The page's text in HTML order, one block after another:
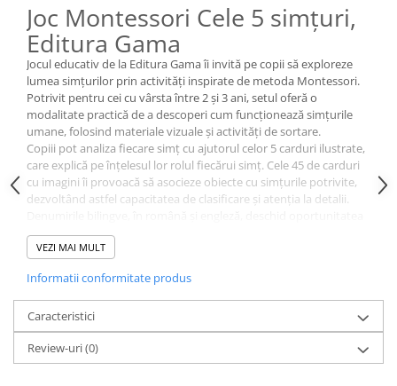
Joc Montessori Cele 5 simțuri,
Editura Gama
Jocul educativ de la Editura Gama îi invită pe copii să exploreze
lumea simțurilor prin activități inspirate de metoda Montessori.
Potrivit pentru cei cu vârsta între 2 și 3 ani, setul oferă o
modalitate practică de a descoperi cum funcționează simțurile
umane, folosind materiale vizuale și activități de sortare.
Copiii pot analiza fiecare simț cu ajutorul celor 5 carduri ilustrate,
care explică pe înțelesul lor rolul fiecărui simț. Cele 45 de carduri
cu imagini îi provoacă să asocieze obiecte cu simțurile potrivite,
dezvoltând astfel capacitatea de clasificare și atenția la detalii.
de a învăța cuvinte noi în ambele limbi, iar pictogramele intuitive
îi ajută să sorteze mai ușor.
să poată propune jocuri interactive care să facă procesul de
învățare mai plăcut. Informațiile utile despre fiecare simț
completează experiența, oferind răspunsuri la curiozitățile celor
mici.
Specificații
VEZI MAI MULT
Informatii conformitate produs
Caracteristici
Review-uri(0)